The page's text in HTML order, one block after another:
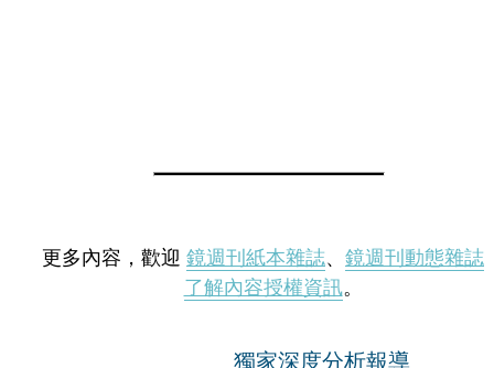
更多內容，歡迎 鏡週刊紙本雜誌、 鏡週刊動態雜誌
了解內容授權資訊。
獨家深度分析報導